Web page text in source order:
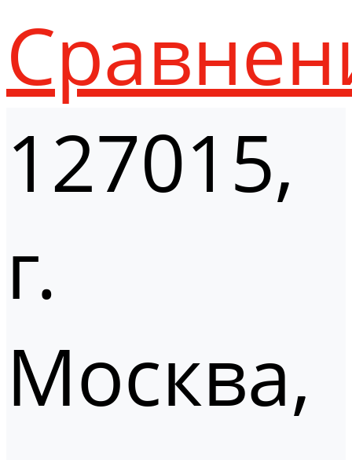
127015,
г.
Москва,